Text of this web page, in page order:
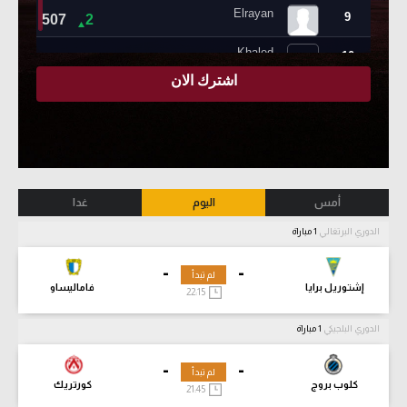
أمس اليوم غدا
الدوري البرتغالي
-
إشتوريل برايا
-
فاماليساو
لم تبدأ
22:15
الدوري البلجيكي
-
كلوب بروج
-
كورتريك
لم تبدأ
21:45